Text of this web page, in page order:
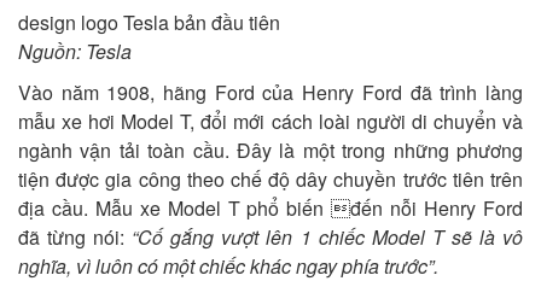
design logo Tesla bản đầu tiên
Nguồn: Tesla
Vào năm 1908, hãng Ford của Henry Ford đã trình làng
mẫu xe hơi Model T, đổi mới cách loài người di chuyển và
ngành vận tải toàn cầu. Đây là một trong những phương
tiện được gia công theo chế độ dây chuyền trước tiên trên
địa cầu. Mẫu xe Model T phổ biến đến nỗi Henry Ford
đã từng nói: “Cố gắng vượt lên 1 chiếc Model T sẽ là vô
nghĩa, vì luôn có một chiếc khác ngay phía trước”.